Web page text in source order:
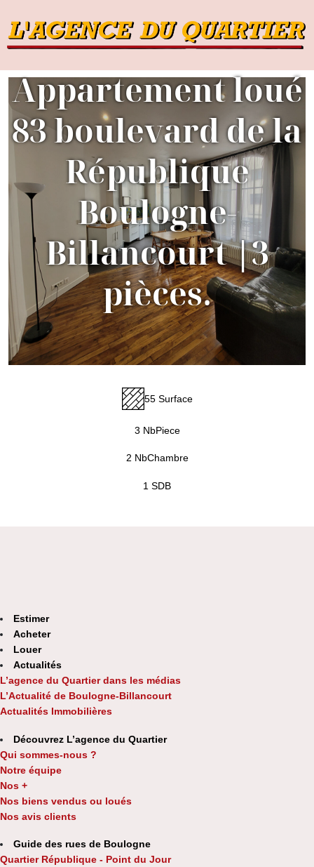
Appartement loué
83 boulevard de la
République
Boulogne-
Billancourt |3
pièces.
55 Surface
3 NbPiece
2 NbChambre
1 SDB
Estimer
Acheter
Louer
Actualités
L’agence du Quartier dans les médias
L’Actualité de Boulogne-Billancourt
Actualités Immobilières
Découvrez L’agence du Quartier
Qui sommes-nous ?
Notre équipe
Nos +
Nos biens vendus ou loués
Nos avis clients
Guide des rues de Boulogne
Quartier République - Point du Jour